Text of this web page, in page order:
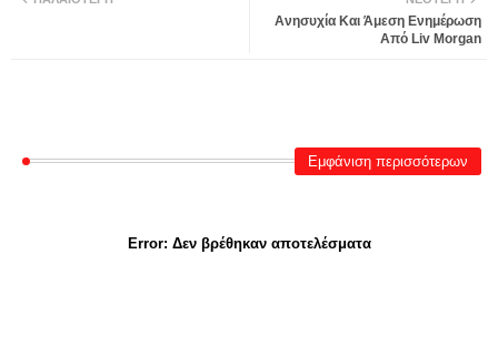
Ανησυχία Και Άμεση Ενημέρωση
Από Liv Morgan
Εμφάνιση περισσότερων
Error: Δεν βρέθηκαν αποτελέσματα